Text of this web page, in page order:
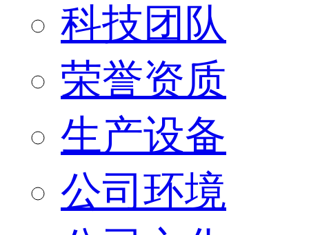
科技团队
荣誉资质
生产设备
公司环境